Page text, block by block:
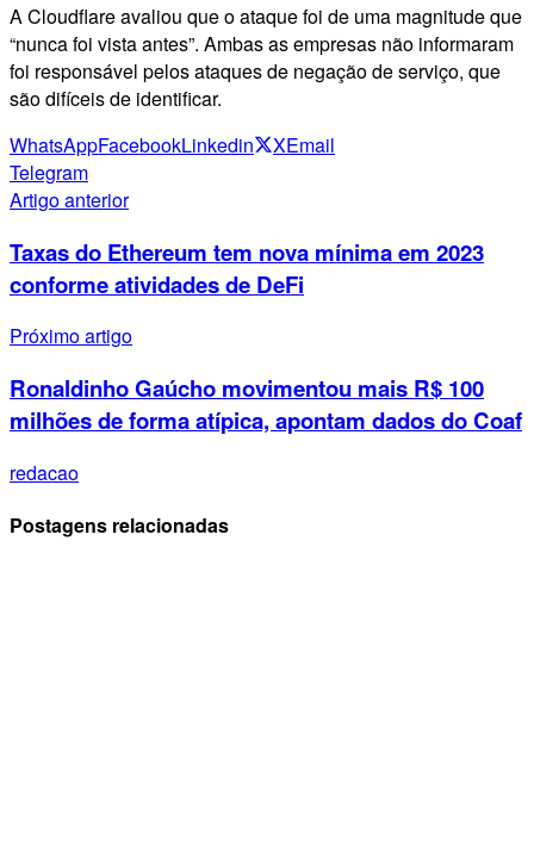
A Cloudflare avaliou que o ataque foi de uma magnitude que
“nunca foi vista antes”. Ambas as empresas não informaram
foi responsável pelos ataques de negação de serviço, que
são difíceis de identificar.
WhatsAppFacebookLinkedin XEmail
Telegram
Artigo anterior
Taxas do Ethereum tem nova mínima em 2023
conforme atividades de DeFi
Próximo artigo
Ronaldinho Gaúcho movimentou mais R$ 100
milhões de forma atípica, apontam dados do Coaf
redacao
Postagens relacionadas